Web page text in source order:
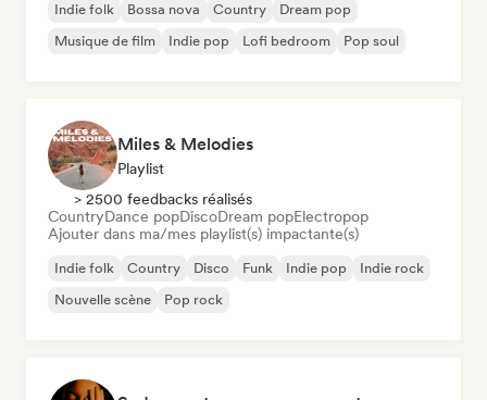
Indie folk Bossa nova Country
Dream pop
Musique de film
Indie pop Lofi bedroom Pop soul
Miles & Melodies
Playlist
> 2500 feedbacks réalisés
CountryDance popDiscoDream popElectropop
Ajouter dans ma/mes playlist(s) impactante(s)
Indie folk Country Disco Funk Indie pop
Indie rock
Nouvelle scène
Pop rock